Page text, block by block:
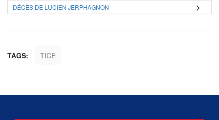
DÉCÈS DE LUCIEN JERPHAGNON
TAGS: TICE